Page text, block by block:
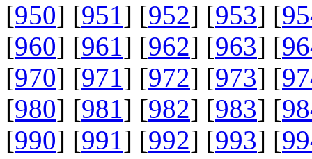
[950] [951] [952] [953] [
[960] [961] [962] [963] [
[970] [971] [972] [973] [
[980] [981] [982] [983] [
[990] [991] [992] [993] [